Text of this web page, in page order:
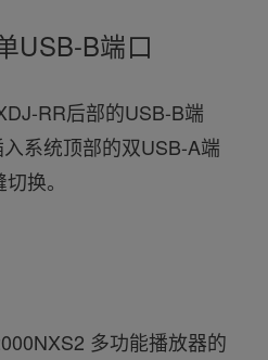
USB-B端口
RR后部的USB-B端
系统顶部的双USB-A端
换。
多功能播放器的